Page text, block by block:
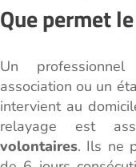
Que permet
Un
association ou un
intervient au
relayage est
volontaires. Ils ne